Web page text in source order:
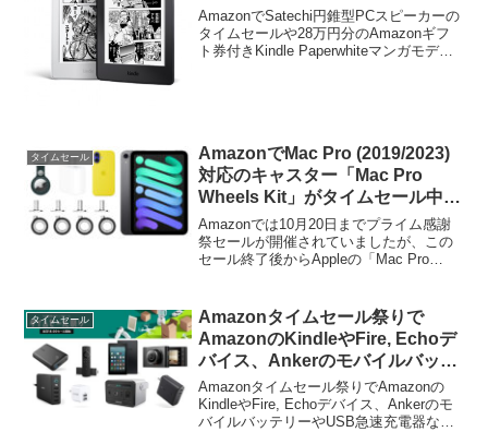
Paperwhiteマンガモデルが当た
るキャンペーンが開催中。
AmazonでSatechi円錐型PCスピーカーの
タイムセールや28万円分のAmazonギフ
ト券付きKindle Paperwhiteマンガモデル
タイムセール
AmazonでMac Pro (2019/2023)
対応のキャスター「Mac Pro
Wheels Kit」がタイムセール中。
iPad mini (第6世代) 64GBモデル
は17%ポイント還元に。
Amazonでは10月20日までプライム感謝
祭セールが開催されていましたが、この
セール終了後からAppleの「Mac Pro
スターや脚などApple製品のタイムセー
ル/割引が始まっています。
タイムセール
Amazonタイムセール祭りで
AmazonのKindleやFire, Echoデ
バイス、Ankerのモバイルバッテ
リーやUSB急速充電器などが特別
価格で販売中。
Amazonタイムセール祭りでAmazonの
KindleやFire, Echoデバイス、Ankerのモ
バイルバッテリーやUSB急速充電器など